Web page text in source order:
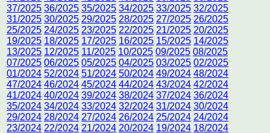
37/2025 36/2025 35/2025 34/2025 33/2025 32/2025
31/2025 30/2025 29/2025 28/2025 27/2025 26/2025
25/2025 24/2025 23/2025 22/2025 21/2025 20/2025
19/2025 18/2025 17/2025 16/2025 15/2025 14/2025
13/2025 12/2025 11/2025 10/2025 09/2025 08/2025
07/2025 06/2025 05/2025 04/2025 03/2025 02/2025
01/2024 52/2024 51/2024 50/2024 49/2024 48/2024
47/2024 46/2024 45/2024 44/2024 43/2024 42/2024
41/2024 40/2024 39/2024 38/2024 37/2024 36/2024
35/2024 34/2024 33/2024 32/2024 31/2024 30/2024
29/2024 28/2024 27/2024 26/2024 25/2024 24/2024
23/2024 22/2024 21/2024 20/2024 19/2024 18/2024